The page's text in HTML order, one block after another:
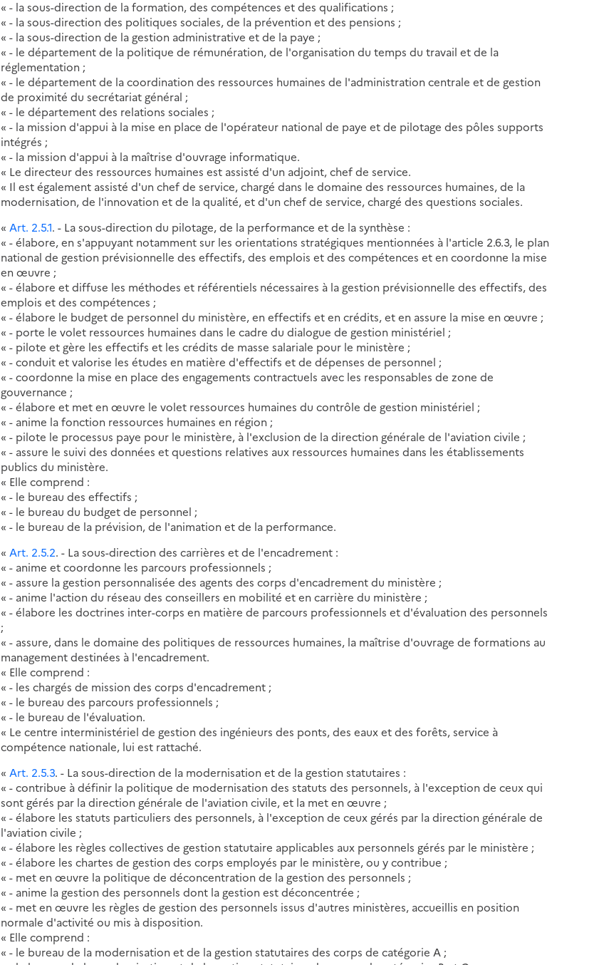
« - la sous-direction de la formation, des compétences et des qualifications ;
« - la sous-direction des politiques sociales, de la prévention et des pensions ;
« - la sous-direction de la gestion administrative et de la paye ;
« - le département de la politique de rémunération, de l'organisation du temps du travail et de la
réglementation ;
« - le département de la coordination des ressources humaines de l'administration centrale et de gestion
de proximité du secrétariat général ;
« - le département des relations sociales ;
« - la mission d'appui à la mise en place de l'opérateur national de paye et de pilotage des pôles supports
intégrés ;
« - la mission d'appui à la maîtrise d'ouvrage informatique.
« Le directeur des ressources humaines est assisté d'un adjoint, chef de service.
« Il est également assisté d'un chef de service, chargé dans le domaine des ressources humaines, de la
modernisation, de l'innovation et de la qualité, et d'un chef de service, chargé des questions sociales.
« Art. 2.5.1. - La sous-direction du pilotage, de la performance et de la synthèse :
« - élabore, en s'appuyant notamment sur les orientations stratégiques mentionnées à l'article 2.6.3, le plan
national de gestion prévisionnelle des effectifs, des emplois et des compétences et en coordonne la mise
en œuvre ;
« - élabore et diffuse les méthodes et référentiels nécessaires à la gestion prévisionnelle des effectifs, des
emplois et des compétences ;
« - élabore le budget de personnel du ministère, en effectifs et en crédits, et en assure la mise en œuvre ;
« - porte le volet ressources humaines dans le cadre du dialogue de gestion ministériel ;
« - pilote et gère les effectifs et les crédits de masse salariale pour le ministère ;
« - conduit et valorise les études en matière d'effectifs et de dépenses de personnel ;
« - coordonne la mise en place des engagements contractuels avec les responsables de zone de
gouvernance ;
« - élabore et met en œuvre le volet ressources humaines du contrôle de gestion ministériel ;
« - anime la fonction ressources humaines en région ;
« - pilote le processus paye pour le ministère, à l'exclusion de la direction générale de l'aviation civile ;
« - assure le suivi des données et questions relatives aux ressources humaines dans les établissements
publics du ministère.
« Elle comprend :
« - le bureau des effectifs ;
« - le bureau du budget de personnel ;
« - le bureau de la prévision, de l'animation et de la performance.
« Art. 2.5.2. - La sous-direction des carrières et de l'encadrement :
« - anime et coordonne les parcours professionnels ;
« - assure la gestion personnalisée des agents des corps d'encadrement du ministère ;
« - anime l'action du réseau des conseillers en mobilité et en carrière du ministère ;
« - élabore les doctrines inter-corps en matière de parcours professionnels et d'évaluation des personnels
;
« - assure, dans le domaine des politiques de ressources humaines, la maîtrise d'ouvrage de formations au
management destinées à l'encadrement.
« Elle comprend :
« - les chargés de mission des corps d'encadrement ;
« - le bureau des parcours professionnels ;
« - le bureau de l'évaluation.
« Le centre interministériel de gestion des ingénieurs des ponts, des eaux et des forêts, service à
compétence nationale, lui est rattaché.
« Art. 2.5.3. - La sous-direction de la modernisation et de la gestion statutaires :
« - contribue à définir la politique de modernisation des statuts des personnels, à l'exception de ceux qui
sont gérés par la direction générale de l'aviation civile, et la met en œuvre ;
« - élabore les statuts particuliers des personnels, à l'exception de ceux gérés par la direction générale de
l'aviation civile ;
« - élabore les règles collectives de gestion statutaire applicables aux personnels gérés par le ministère ;
« - élabore les chartes de gestion des corps employés par le ministère, ou y contribue ;
« - met en œuvre la politique de déconcentration de la gestion des personnels ;
« - anime la gestion des personnels dont la gestion est déconcentrée ;
« - met en œuvre les règles de gestion des personnels issus d'autres ministères, accueillis en position
normale d'activité ou mis à disposition.
« Elle comprend :
« - le bureau de la modernisation et de la gestion statutaires des corps de catégorie A ;